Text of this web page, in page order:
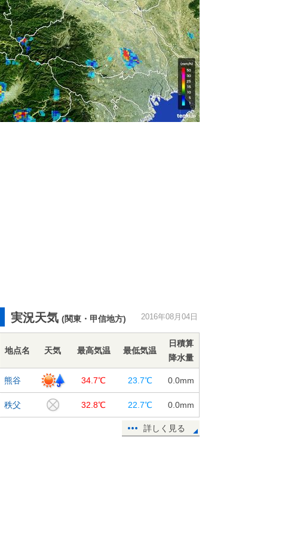
実況天気 (関東・甲信地方) 2016年08月04日
地点名 天気 最高気温 最低気温
日積算
降水量
熊谷 34.7℃ 23.7℃ 0.0mm
秩父 32.8℃ 22.7℃ 0.0mm
詳しく見る